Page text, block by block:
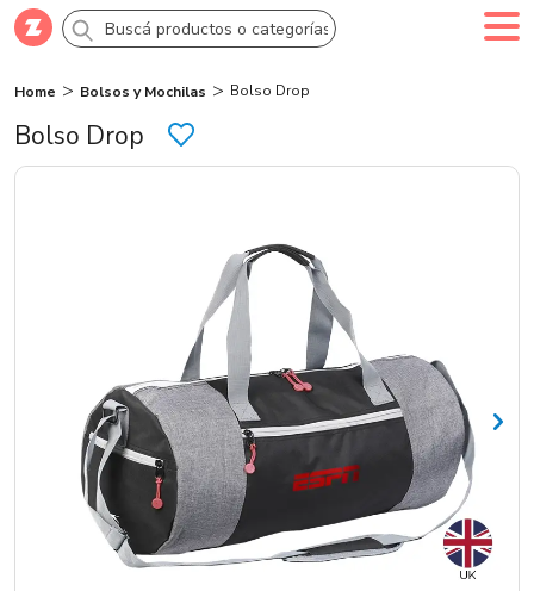
Comprar Creá tu cuenta
Categorías
Campañas
Logo 24hs
Bolso Drop
Home Bolsos y Mochilas Bolso Drop